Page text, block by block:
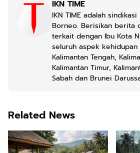
IKN TIME
IKN TIME adalah
Borneo. Berisikan berita
terkait dengan Ibu Kota
seluruh aspek kehidupan
Kalimantan Tengah,
Kalimantan Timur,
Sabah dan Brunei
Related News